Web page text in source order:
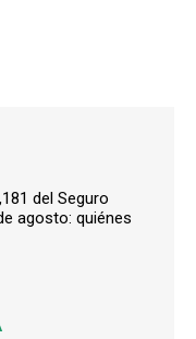
del Seguro
agosto: quiénes